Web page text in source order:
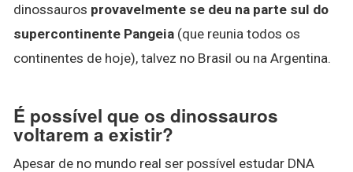
dinossauros provavelmente se deu na parte sul do
supercontinente Pangeia (que reunia todos os
continentes de hoje), talvez no Brasil ou na Argentina.
É possível que os dinossauros
voltarem a existir?
Apesar de no mundo real ser possível estudar DNA